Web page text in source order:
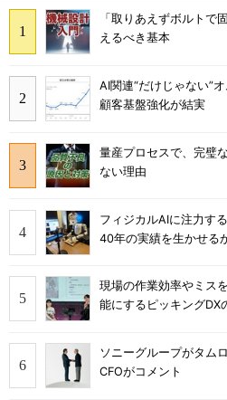
「取りあえずボルト
えるべき基本
AI関連“だけじゃない”
顧客基盤強化が結実
量産プロセスで、完璧
ない理由
フィジカルAIに注力す
40年の実績を生かせる
現場の作業効率やミス
能にするピッキングDX
ソニーグループがタム
CFOがコメント